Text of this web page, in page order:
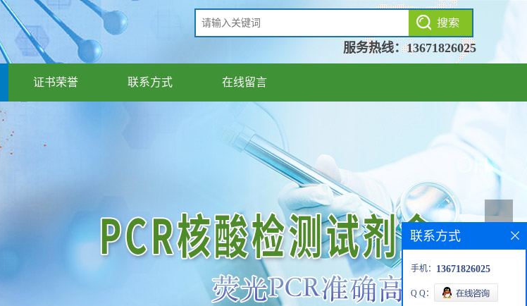
服务热线：13671826025
证书荣誉 联系方式 在线留言
联系方式
手机： 13671826025
Q Q：